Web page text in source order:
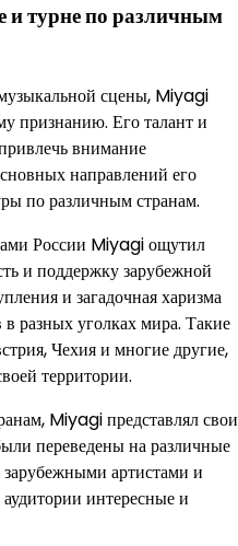
и турне по различным
сцены, Miyagi
признанию. Его талант и
внимание
направлений его
по различным странам.
России Miyagi ощутил
и поддержку зарубежной
и загадочная харизма
разных уголках мира. Такие
Чехия и многие другие,
территории.
Miyagi представлял свои
переведены на различные
артистами и
интересные и